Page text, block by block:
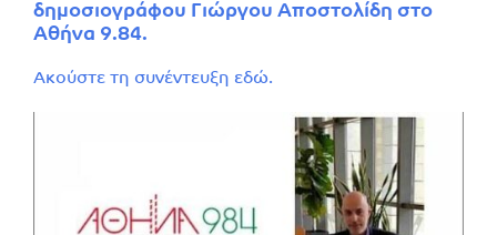
δημοσιογράφου Γιώργου Αποστολίδη στο
Αθήνα 9.84.
Ακούστε τη συνέντευξη εδώ.